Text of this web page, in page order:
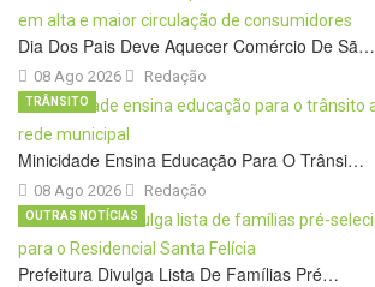
Dia Dos Pais Deve Aquecer Comércio De Sã…
08 Ago 2026 Redação
Minicidade Ensina Educação Para O Trânsi…
08 Ago 2026
TRÂNSITO
Redação
Prefeitura Divulga Lista De Famílias Pré…
OUTRAS NOTÍCIAS